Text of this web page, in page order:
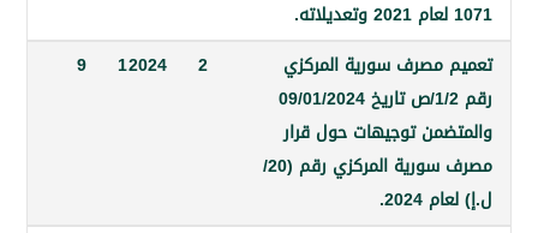
سورية المركزي
رقم 1/2/ص تاريخ 09/01/2024
توجيهات حول قرار
مصرف سورية المركزي رقم (20/
2